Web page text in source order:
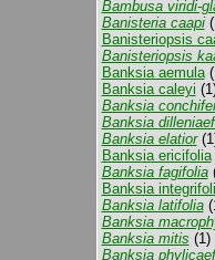
Bambusa viridi-
Banisteria caapi
Banisteriopsis
Banisteriopsis
Banksia aemula
Banksia caleyi
Banksia
Banksia
Banksia elatior
Banksia ericifolia
Banksia fagifolia
Banksia
Banksia latifolia
Banksia
Banksia mitis (1)
Banksia